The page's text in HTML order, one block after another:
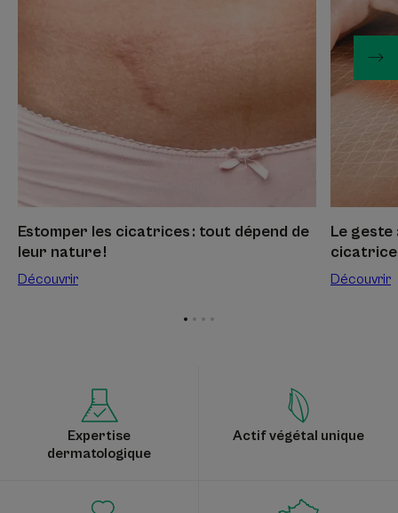
Estomper les cicatrices : tout dépend de
leur nature !
Découvrir
atténuer
cicatrice
Le
cicatrice
Découvrir
Aller
AllerAllerAller
Expertise
dermatologique
Actif végétal unique